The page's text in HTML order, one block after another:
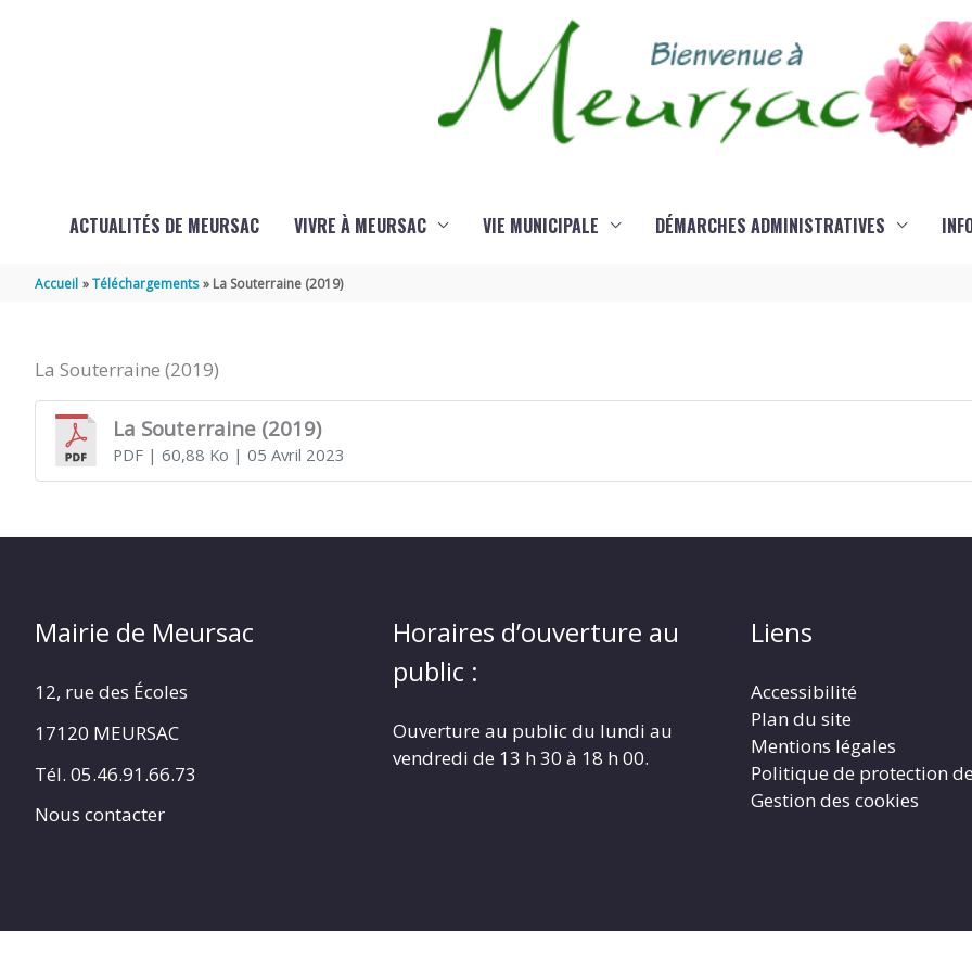
ACTUALITÉS DE MEURSAC VIVRE À MEURSAC VIE MUNICIPALE DÉMARCHES ADMINISTRATIVES
Accueil Téléchargements La Souterraine (2019)
La Souterraine (2019)
La Souterraine (2019)
PDF| 60,88 Ko | 05 Avril 2023
Mairie de Meursac
12, rue des Écoles
17120 MEURSAC
Tél. 05.46.91.66.73
Nous contacter
Horaires d’ouverture au
public :
Ouverture au public du lundi au
vendredi de 13 h 30 à 18 h 00.
Liens
Accessibilité
Plan du site
Mentions légales
Politique de protection
Gestion des cookies